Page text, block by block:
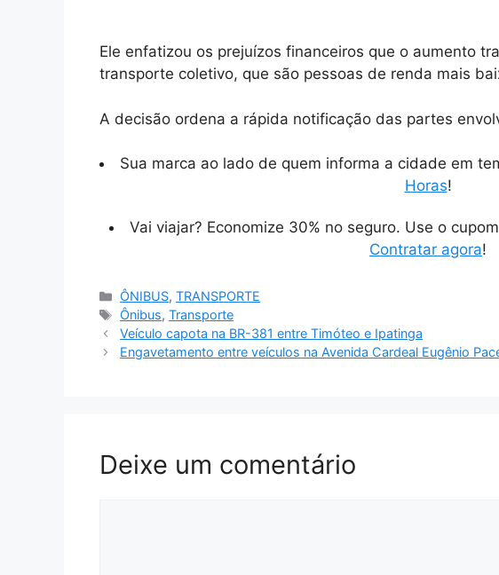
Ele enfatizou os prejuízos financeiros que o aumento
transporte coletivo, que são pessoas de renda mais
A decisão ordena a rápida notificação das partes
Sua marca ao lado de quem informa a cidade em
Horas!
Vai viajar? Economize 30% no seguro. Use o cupom
Contratar agora!
Categorias
ÔNIBUS,TRANSPORTE
Tags
Ônibus,Transporte
Veículo capota na BR-381 entre Timóteo e Ipatinga
Engavetamento entre veículos na Avenida Cardeal Eugênio
Deixe um comentário